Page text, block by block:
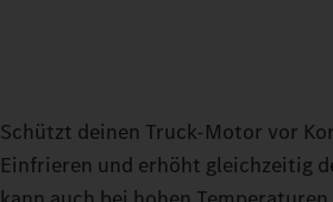
Schützt deinen Truck-Motor vor
Einfrieren und erhöht gleichzeitig